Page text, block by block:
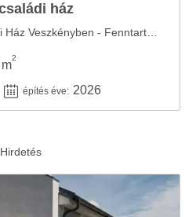
ház
2
építés éve: 2026